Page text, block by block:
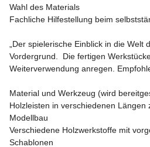
Wahl des Materials
Fachliche Hilfestellung beim
„Der spielerische Einblick in die Welt
Vordergrund.  Die fertigen
Weiterverwendung anregen.
Material und Werkzeug (wird
Holzleisten in verschiedenen Längen
Modellbau
Verschiedene Holzwerkstoffe mit
Schablonen